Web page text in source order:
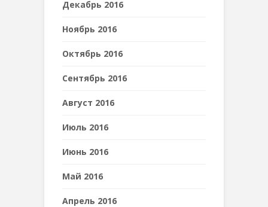
Декабрь 2016
Ноябрь 2016
Октябрь 2016
Сентябрь 2016
Август 2016
Июль 2016
Июнь 2016
Май 2016
Апрель 2016